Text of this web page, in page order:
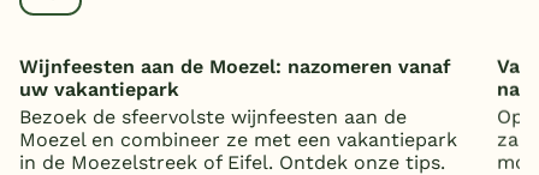
Wijnfeesten aan de Moezel: nazomeren vanaf
uw vakantiepark
Bezoek de sfeervolste wijnfeesten aan de
Moezel en combineer ze met een vakantiepark
in de Moezelstreek of Eifel. Ontdek onze tips.
Op